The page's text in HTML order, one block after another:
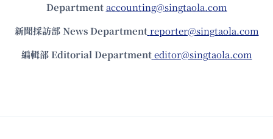
Department accounting@singtaola.com
新聞採訪部 News Department reporter@singtaola.com
編輯部 Editorial Department editor@singtaola.com